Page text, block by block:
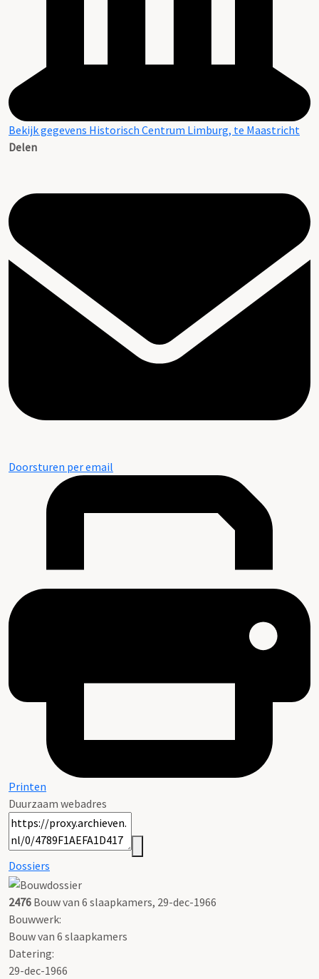
Bekijk gegevens Historisch Centrum Limburg, te Maastricht
Delen
Doorsturen per email
Printen
Duurzaam webadres
Dossiers
2476 Bouw van 6 slaapkamers, 29-dec-1966
Bouwwerk:
Bouw van 6 slaapkamers
Datering:
29-dec-1966